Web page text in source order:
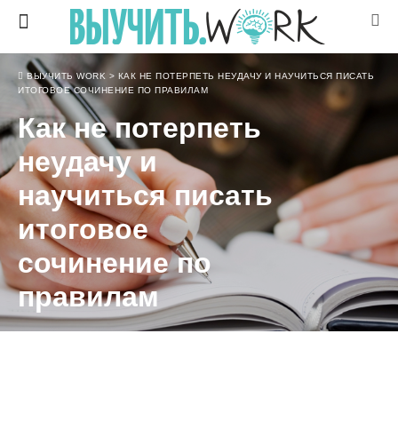
ВЫУЧИТЬ WORK > КАК НЕ ПОТЕРПЕТЬ НЕУДАЧУ И НАУЧИТЬСЯ ПИСАТЬ
ИТОГОВОЕ СОЧИНЕНИЕ ПО ПРАВИЛАМ
Как не потерпеть
неудачу и
научиться писать
итоговое
сочинение по
правилам